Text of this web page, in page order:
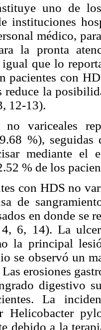
uno de
instituciones
médico,
la pronta
que lo
pacientes con
reduce la
12-13).
no variceales
%),
mediante el
% de los
con HDS no
de
en donde se
6, 14). La
la principal
se observó un
erosiones
digestivo
La
Helicobacter
debido a la